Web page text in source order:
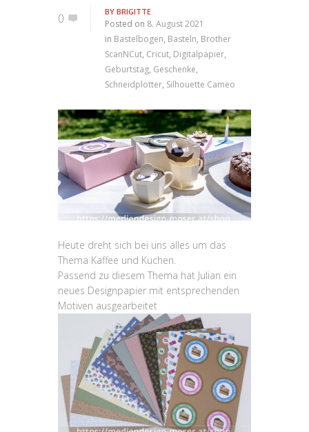
0 BY BRIGITTE
Posted on 8. August 2021
in Bastelbogen, Basteln, Brother
ScanNCut, Cricut, Digitalpapier,
Geburtstag, Geschenke,
Schneidplotter, Silhouette Cameo
Heute dreht sich bei uns alles um das
Thema Kaffee und Kuchen.
Passend zu diesem Thema hat Julian ein
neues Designpapier mit entsprechenden
Motiven ausgearbeitet